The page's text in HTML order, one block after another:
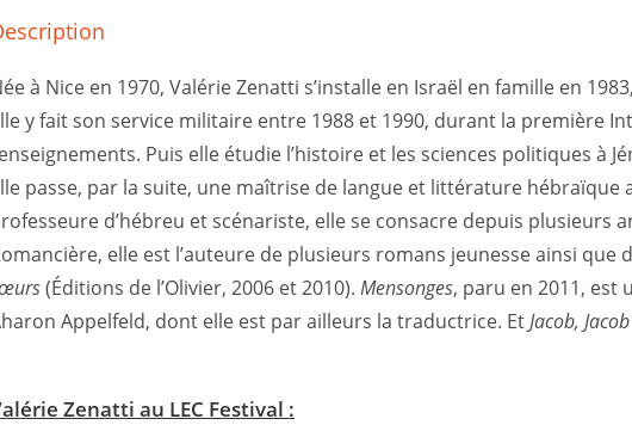
à Nice en 1970, Valérie Zenatti s’installe en Israël en famille en
y fait son service militaire entre 1988 et 1990, durant la première
Puis elle étudie l’histoire et les sciences politiques à
passe, par la suite, une maîtrise de langue et littérature hébraïque
d’hébreu et scénariste, elle se consacre depuis plusieurs
elle est l’auteure de plusieurs romans jeunesse ainsi que
(Éditions de l’Olivier, 2006 et 2010). Mensonges, paru en 2011, est
Appelfeld, dont elle est par ailleurs la traductrice. EtJacob, Jacob
Zenatti au LEC Festival :